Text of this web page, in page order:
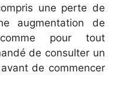
une perte de
augmentation de
comme pour tout
de consulter un
de commencer